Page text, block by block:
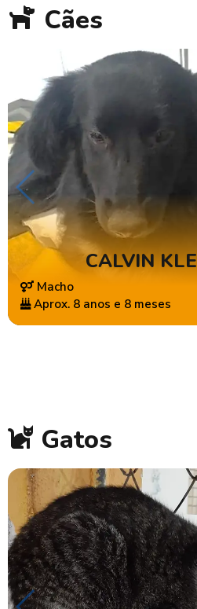
Cães
CALVIN
Macho
Aprox. 8 anos e 8 meses
Gatos
Compre em
Enjoei!
Produtos novos e usados em
a renda é revertida para
enjoei.com.br/
Bolsas, carteiras,
confira!